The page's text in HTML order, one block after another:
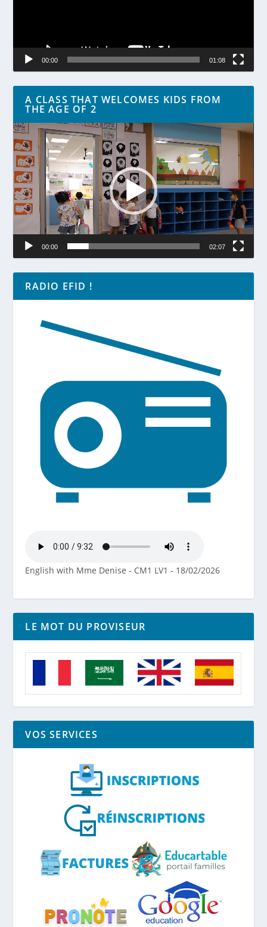
00:00 01:08
A CLASS THAT WELCOMES KIDS FROM
THE AGE OF 2
Lecteur
vidéo
00:00 02:07
RADIO EFID !
English with Mme Denise - CM1 LV1 - 18/02/2026
LE MOT DU PROVISEUR
VOS SERVICES